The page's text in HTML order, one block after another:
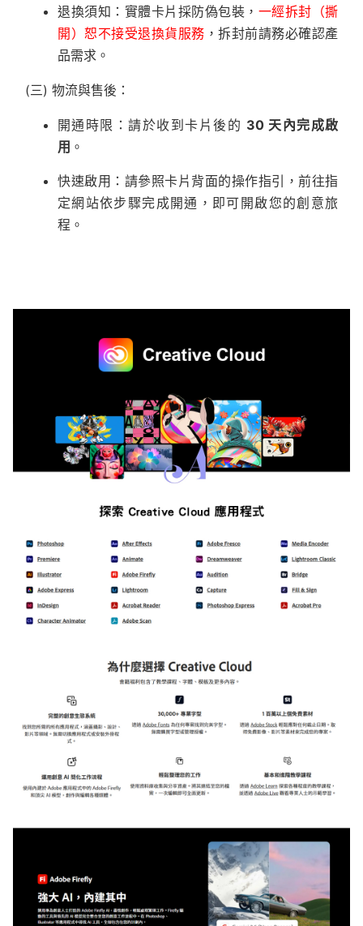
退換須知：實體卡片採防偽包裝， 一經拆封（撕
開）恕不接受退換貨服務 ，拆封前請務必確認產
品需求。
(三) 物流與售後：
開通時限：請於收到卡片後的 30 天內完成啟
用 。
快速啟用：請參照卡片背面的操作指引，前往指
定網站依步驟完成開通，即可開啟您的創意旅
程。